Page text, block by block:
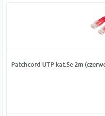
Patchcord UTP kat.5e 2m